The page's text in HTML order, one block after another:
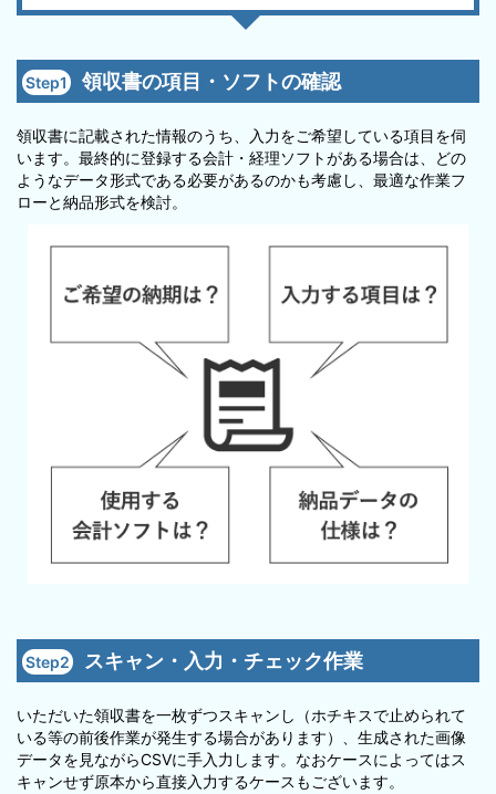
Step1 領収書の項目・ソフトの確認
領収書に記載された情報のうち、入力をご希望している項目を伺
います。最終的に登録する会計・経理ソフトがある場合は、どの
ようなデータ形式である必要があるのかも考慮し、最適な作業フ
ローと納品形式を検討。
Step2 スキャン・入力・チェック作業
いただいた領収書を一枚ずつスキャンし（ホチキスで止められて
いる等の前後作業が発生する場合があります）、生成された画像
データを見ながらCSVに手入力します。なおケースによってはス
キャンせず原本から直接入力するケースもございます。